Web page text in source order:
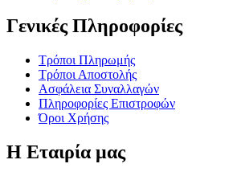
Γενικές Πληροφορίες
Τρόποι Πληρωμής
Τρόποι Αποστολής
Ασφάλεια Συναλλαγών
Πληροφορίες Επιστροφών
Όροι Χρήσης
Η Εταιρία μας